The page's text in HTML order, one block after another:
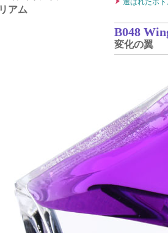
アム
選ばれたボ
B048
変化の翼